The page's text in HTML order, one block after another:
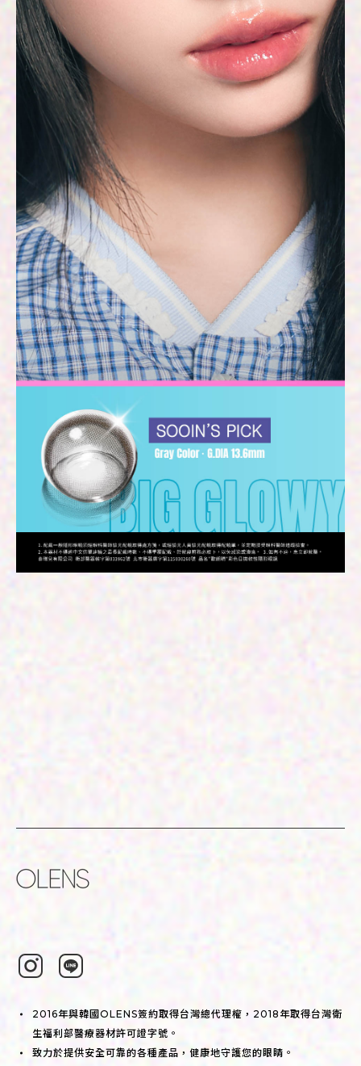
2016年與韓國OLENS簽約取得台灣總代理權，2018年取得台灣衛
生福利部醫療器材許可證字號。
致力於提供安全可靠的各種產品，健康地守護您的眼睛。